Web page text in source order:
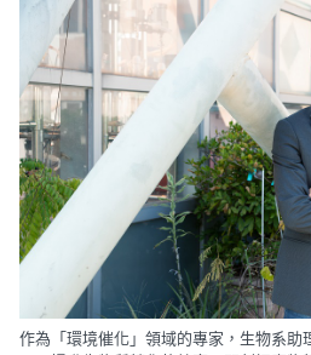
作為「環境催化」領域的專家，生物系助